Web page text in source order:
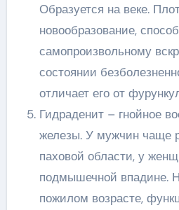
Образуется на веке.
новообразование,
самопроизвольному
состоянии
отличает его от
Гидраденит – гнойное
железы. У мужчин чаще
паховой области, у
подмышечной впадине.
пожилом возрасте,